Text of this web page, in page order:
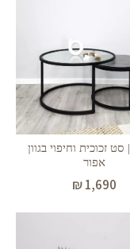
Liyaa | סט זכוכית וחיפוי בגוון
אפור
₪1,690